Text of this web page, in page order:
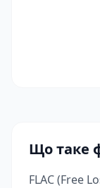
Що таке
FLAC (Free